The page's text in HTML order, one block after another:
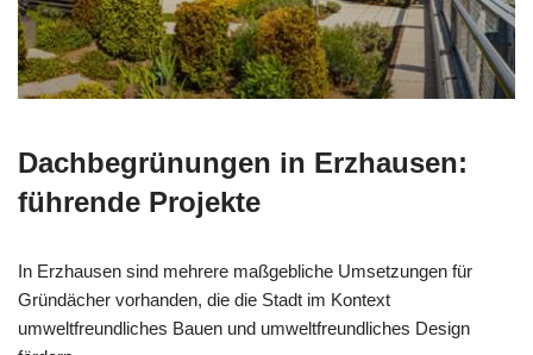
Dachbegrünungen in Erzhausen:
führende Projekte
In Erzhausen sind mehrere maßgebliche Umsetzungen für
Gründächer vorhanden, die die Stadt im Kontext
umweltfreundliches Bauen und umweltfreundliches Design